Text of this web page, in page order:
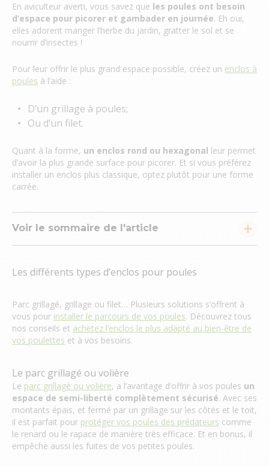
En aviculteur averti, vous savez que les poules ont besoin
d’espace pour picorer et gambader en journée. Eh oui,
elles adorent manger l’herbe du jardin, gratter le sol et se
nourrir d’insectes !
Pour leur offrir le plus grand espace possible, créez un enclos à
poules à l’aide :
D’un grillage à poules;
Ou d’un filet.
Quant à la forme, un enclos rond ou hexagonal leur permet
d’avoir la plus grande surface pour picorer. Et si vous préférez
installer un enclos plus classique, optez plutôt pour une forme
carrée.
Voir le sommaire de l'article
Les différents types d’enclos pour poules
Parc grillagé, grillage ou filet… Plusieurs solutions s’offrent à
vous pour installer le parcours de vos poules. Découvrez tous
nos conseils et achetez l’enclos le plus adapté au bien-être de
vos poulettes et à vos besoins.
Le parc grillagé ou volière
Le parc grillagé ou volière, a l’avantage d’offrir à vos poules un
espace de semi-liberté complètement sécurisé. Avec ses
montants épais, et fermé par un grillage sur les côtés et le toit,
il est parfait pour protéger vos poules des prédateurs comme
le renard ou le rapace de manière très efficace. Et en bonus, il
empêche aussi les fuites de vos petites poules.